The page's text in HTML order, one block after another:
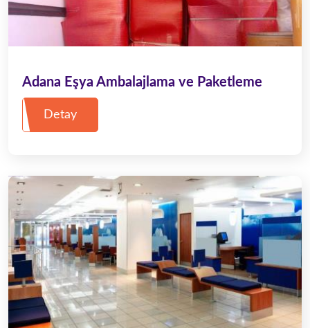
Adana Eşya Ambalajlama ve Paketleme
Detay